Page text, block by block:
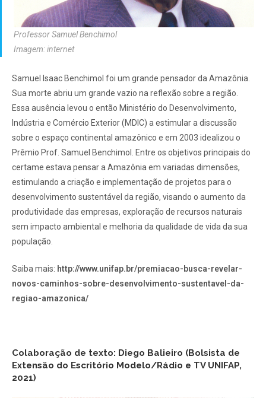
Professor Samuel Benchimol
Imagem: internet
Samuel Isaac Benchimol foi um grande pensador da Amazônia.
Sua morte abriu um grande vazio na reflexão sobre a região.
Essa ausência levou o então Ministério do Desenvolvimento,
Indústria e Comércio Exterior (MDIC) a estimular a discussão
sobre o espaço continental amazônico e em 2003 idealizou o
Prêmio Prof. Samuel Benchimol. Entre os objetivos principais do
certame estava pensar a Amazônia em variadas dimensões,
estimulando a criação e implementação de projetos para o
desenvolvimento sustentável da região, visando o aumento da
produtividade das empresas, exploração de recursos naturais
sem impacto ambiental e melhoria da qualidade de vida da sua
população.
Saiba mais: http://www.unifap.br/premiacao-busca-revelar-
novos-caminhos-sobre-desenvolvimento-sustentavel-da-
regiao-amazonica/
Colaboração de texto: Diego Balieiro (Bolsista de
Extensão do Escritório Modelo/Rádio e TV UNIFAP,
2021)